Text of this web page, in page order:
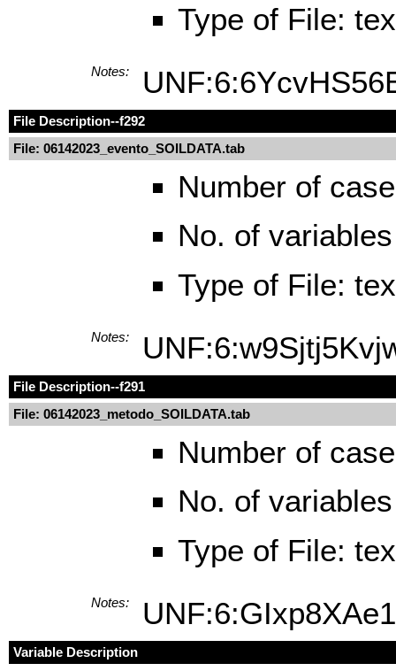
Type of File:
Notes:
File Description--f292
File: 06142023_evento_SOILDATA.tab
Number of
No. of
Type of File:
Notes:
File Description--f291
File: 06142023_metodo_SOILDATA.tab
Number of
No. of
Type of File:
Notes:
Variable Description